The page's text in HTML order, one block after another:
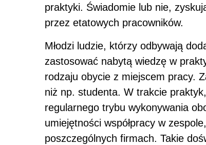
praktyki. Świadomie lub nie,
przez etatowych pracowników.
Młodzi ludzie, którzy odbywają
zastosować nabytą wiedzę w
rodzaju obycie z miejscem pracy.
niż np. studenta. W trakcie
regularnego trybu wykonywania
umiejętności współpracy w
poszczególnych firmach. Takie